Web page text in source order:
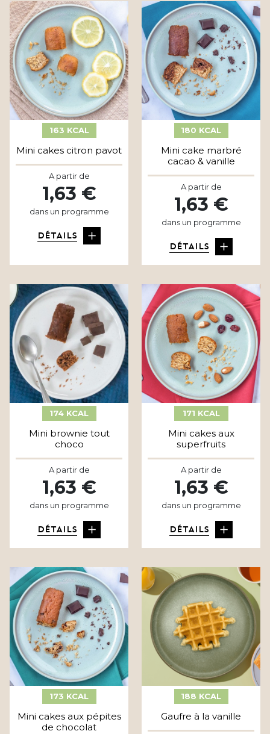
163 KCAL
Mini cakes citron pavot
A partir de
1,63 €
dans un programme
DÉTAILS
180 KCAL
Mini cake marbré
cacao & vanille
A partir de
1,63 €
dans un programme
DÉTAILS
174 KCAL
Mini brownie tout
choco
A partir de
1,63 €
dans un programme
DÉTAILS
171 KCAL
Mini cakes aux
superfruits
A partir de
1,63 €
dans un programme
DÉTAILS
173 KCAL
Mini cakes aux pépites
de chocolat
188 KCAL
Gaufre à la vanille